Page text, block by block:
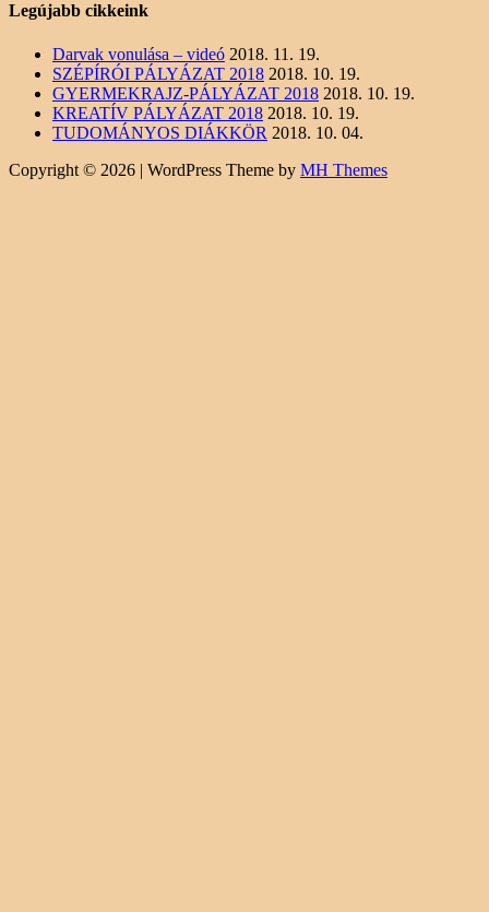
Legújabb cikkeink
Darvak vonulása – videó 2018. 11. 19.
SZÉPÍRÓI PÁLYÁZAT 2018 2018. 10. 19.
GYERMEKRAJZ-PÁLYÁZAT 2018 2018. 10. 19.
KREATÍV PÁLYÁZAT 2018 2018. 10. 19.
TUDOMÁNYOS DIÁKKÖR 2018. 10. 04.
Copyright © 2026 | WordPress Theme by MH Themes